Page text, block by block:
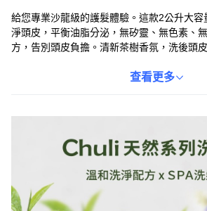
給您專業沙龍級的護髮體驗。這款2公升大容
淨頭皮，平衡油脂分泌，無矽靈、無色素、
方，告別頭皮負擔。清新茶樹香氛，洗後頭
查看更多